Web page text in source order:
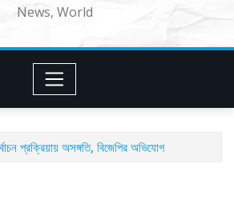
News, World
প্রক্রিয়ায় অসঙ্গতি, বিজেপির অভিযোগ